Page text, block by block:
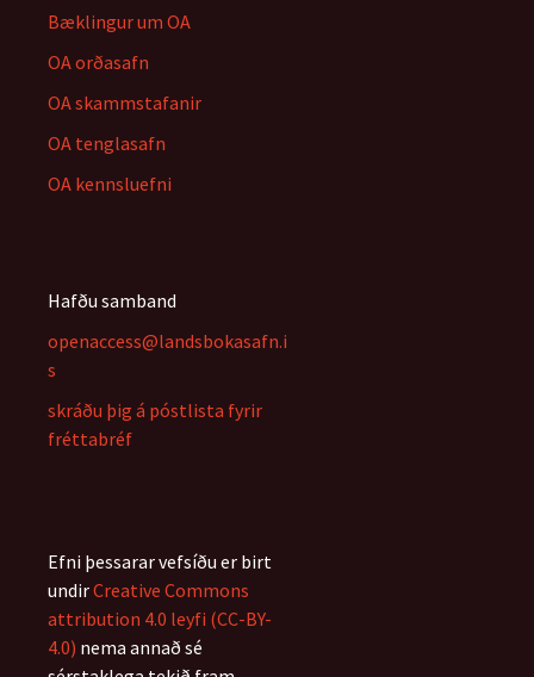
Bæklingur um OA
OA orðasafn
OA skammstafanir
OA tenglasafn
OA kennsluefni
Hafðu samband
openaccess@landsbokasafn.i
s
skráðu þig á póstlista fyrir
fréttabréf
Efni þessarar vefsíðu er birt
undirCreative Commons
attribution 4.0 leyfi (CC-BY-
4.0) nema annað sé